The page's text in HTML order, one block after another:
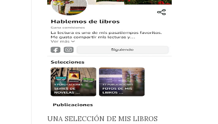
UNA SELECCIÓN DE MIS LIBROS